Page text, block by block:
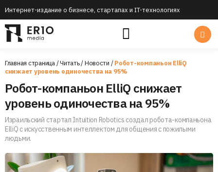
Интернет-издание о бизнесе, стартапах и IT-технологиях
Главная страница/Читать/Новости /Робот-компаньон ElliQ
снижает уровень одиночества на 95%
Робот-компаньон ElliQ снижает
уровень одиночества на 95%
Израильский стартап Intuition Robotics создал робота-компаньона
ElliQ с искусственным интеллектом для общения с пожилыми
людьми.